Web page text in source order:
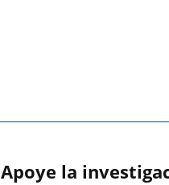
Apoye la